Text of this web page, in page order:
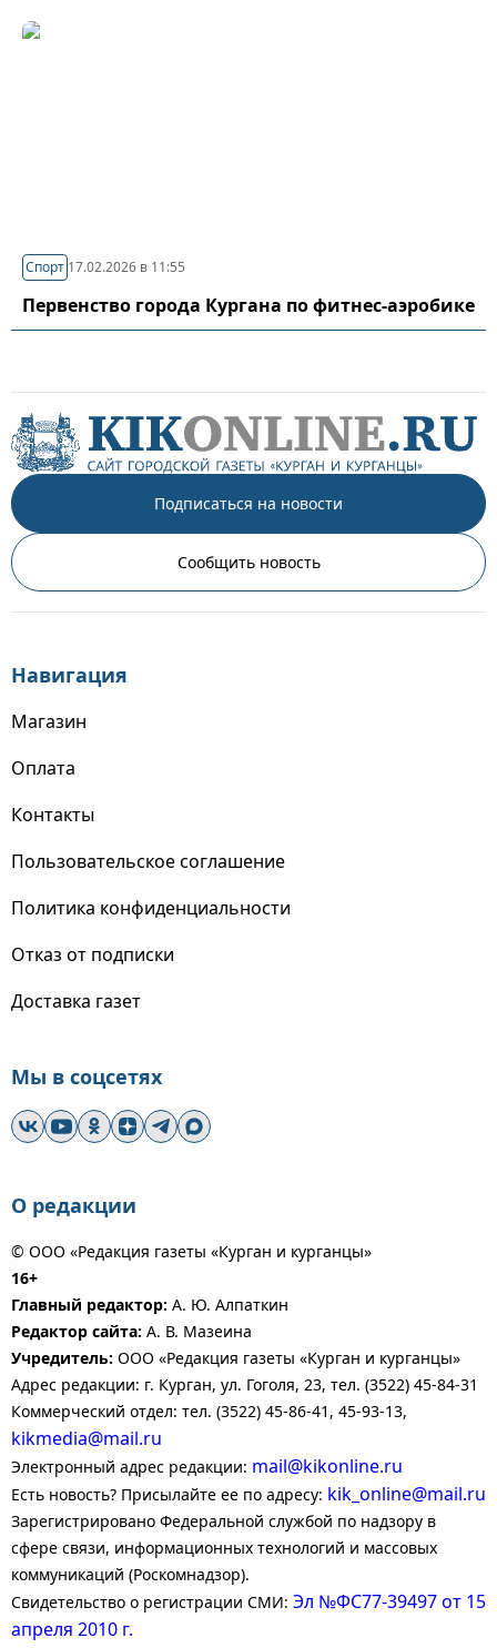
Спорт 17.02.2026 в 11:55
Первенство города Кургана по фитнес-аэробике
Подписаться на новости
Сообщить новость
Навигация
Магазин
Оплата
Контакты
Пользовательское соглашение
Политика конфиденциальности
Отказ от подписки
Доставка газет
Мы в соцсетях
О редакции
© ООО «Редакция газеты «Курган и курганцы»
16+
Главный редактор: А. Ю. Алпаткин
Редактор сайта: А. В. Мазеина
Учредитель: ООО «Редакция газеты «Курган и курганцы»
Адрес редакции: г. Курган, ул. Гоголя, 23, тел. (3522) 45-84-31
Коммерческий отдел: тел. (3522) 45-86-41, 45-93-13,
kikmedia@mail.ru
Электронный адрес редакции: mail@kikonline.ru
Есть новость? Присылайте ее по адресу: kik_online@mail.ru
Зарегистрировано Федеральной службой по надзору в
сфере связи, информационных технологий и массовых
коммуникаций (Роскомнадзор).
Свидетельство о регистрации СМИ: Эл №ФС77-39497 от 15
апреля 2010 г.